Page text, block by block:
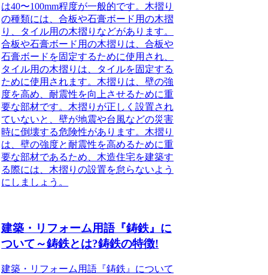
は40〜100mm程度が一般的です。木摺り
の種類には、合板や石膏ボード用の木摺
り、タイル用の木摺りなどがあります。
合板や石膏ボード用の木摺りは、合板や
石膏ボードを固定するために使用され、
タイル用の木摺りは、タイルを固定する
ために使用されます。木摺りは、壁の強
度を高め、耐震性を向上させるために重
要な部材です。木摺りが正しく設置され
ていないと、壁が地震や台風などの災害
時に倒壊する危険性があります。木摺り
は、壁の強度と耐震性を高めるために重
要な部材であるため、木造住宅を建築す
る際には、木摺りの設置を怠らないよう
にしましょう。
建築・リフォーム用語『鋳鉄』に
ついて～鋳鉄とは?鋳鉄の特徴!
建築・リフォーム用語『鋳鉄』について